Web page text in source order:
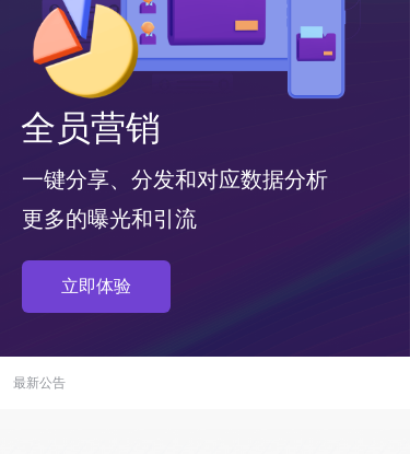
全员营销
一键分享、分发和对应数据分析
立即体验
更多的曝光和引流
最新公告